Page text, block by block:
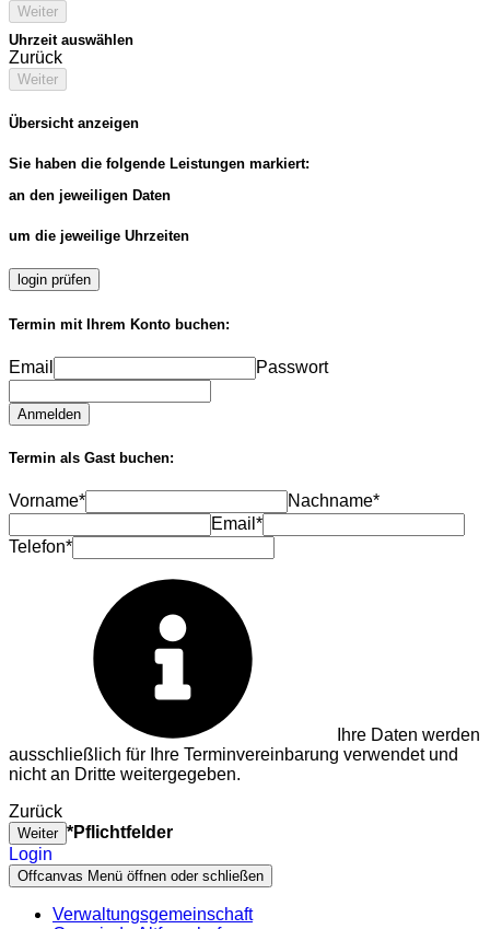
Weiter
Uhrzeit auswählen
Zurück
Weiter
Übersicht anzeigen
Sie haben die folgende Leistungen markiert:
an den jeweiligen Daten
um die jeweilige Uhrzeiten
login prüfen
Termin mit Ihrem Konto buchen:
Email Passwort
Anmelden
Termin als Gast buchen:
Vorname*
Nachname*
Email*
Telefon*
Ihre Daten werden
ausschließlich für Ihre Terminvereinbarung verwendet und
nicht an Dritte weitergegeben.
Zurück
Weiter *Pflichtfelder
Login
Offcanvas Menü öffnen oder schließen
Verwaltungsgemeinschaft